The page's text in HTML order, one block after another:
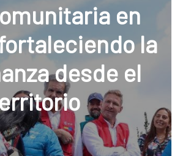
sobre agua,
y desarrollo
urbano